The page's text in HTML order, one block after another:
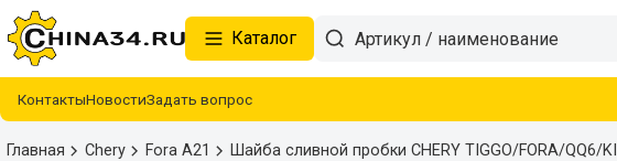
Каталог
КонтактыНовостиЗадать вопрос
Главная Chery Fora A21 Шайба сливной пробки CHERY TIGGO/FORA/QQ6/